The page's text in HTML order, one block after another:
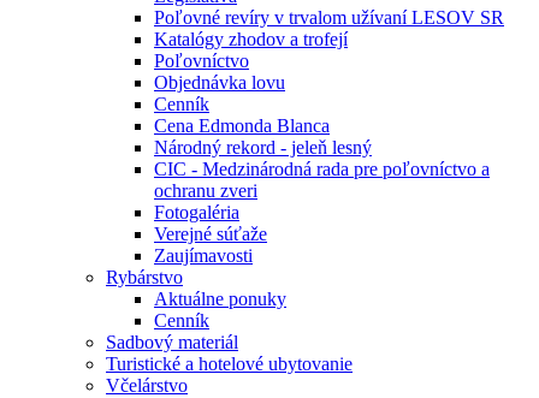
Poľovné revíry v trvalom užívaní LESOV SR
Katalógy zhodov a trofejí
Poľovníctvo
Objednávka lovu
Cenník
Cena Edmonda Blanca
Národný rekord - jeleň lesný
CIC - Medzinárodná rada pre poľovníctvo a
ochranu zveri
Fotogaléria
Verejné súťaže
Zaujímavosti
Rybárstvo
Aktuálne ponuky
Cenník
Sadbový materiál
Turistické a hotelové ubytovanie
Včelárstvo